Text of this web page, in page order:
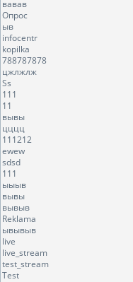
вавав
Опрос
ыв
infocentr
kopilka
788787878
цжлжлж
Ss
111
11
вывы
цццц
111212
ewew
sdsd
111
ыыыв
вывы
вывыв
Reklama
ывывыв
live
live_stream
test_stream
Test